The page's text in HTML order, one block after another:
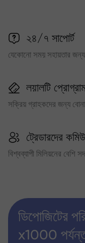
২৪/৭ সাপোর্ট
যেকোনো সময় সহায়তার জন্য
লয়ালটি
সক্রিয় গ্রাহকদের জন্য
ট্রেডারদের
বিশ্বব্যাপী মিলিয়নের বেশি
ডিপোজিটের
x1000